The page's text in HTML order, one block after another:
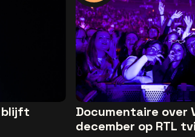
blijft
Documentaire over
december op RTL tvi